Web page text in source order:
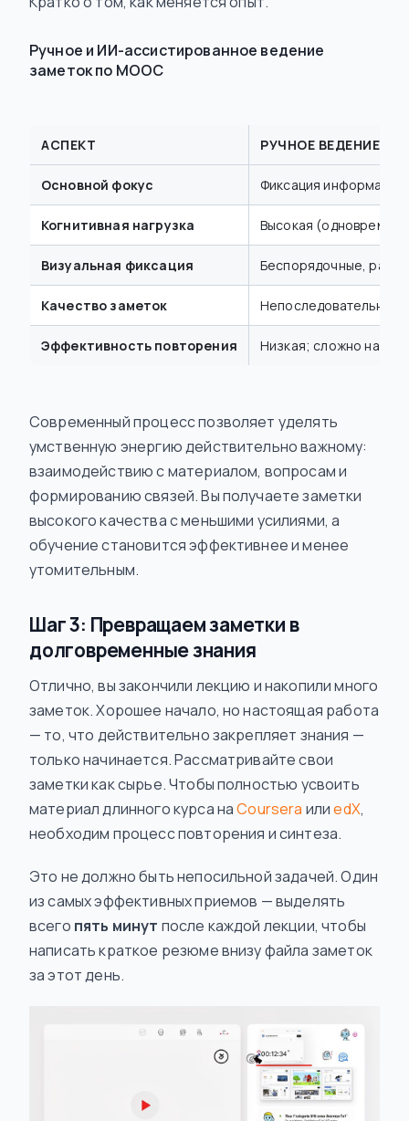
Ручное и ИИ-ассистированное ведение
заметок по MOOC
АСПЕКТ РУЧНОЕ ВЕДЕНИЕ
Основной фокус Фиксация
Когнитивная нагрузка Высокая
Визуальная фиксация Беспорядочные,
Качество заметок Непоследовательное,
Эффективность повторения Низкая; сложно найти
Современный процесс позволяет уделять
умственную энергию действительно важному:
взаимодействию с материалом, вопросам и
формированию связей. Вы получаете заметки
высокого качества с меньшими усилиями, а
обучение становится эффективнее и менее
утомительным.
Шаг 3: Превращаем заметки в
долговременные знания
Отлично, вы закончили лекцию и накопили много
заметок. Хорошее начало, но настоящая работа
— то, что действительно закрепляет знания —
только начинается. Рассматривайте свои
заметки как сырье. Чтобы полностью усвоить
материал длинного курса наCoursera илиedX,
необходим процесс повторения и синтеза.
Это не должно быть непосильной задачей. Один
из самых эффективных приемов — выделять
всего пять минут после каждой лекции, чтобы
написать краткое резюме внизу файла заметок
за этот день.